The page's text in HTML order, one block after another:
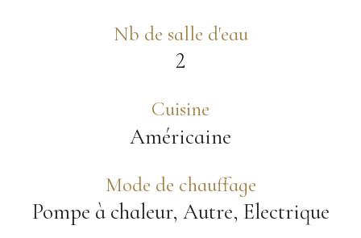
Nb de salle d'eau
2
Cuisine
Américaine
Mode de chauffage
Pompe à chaleur, Autre, Electrique